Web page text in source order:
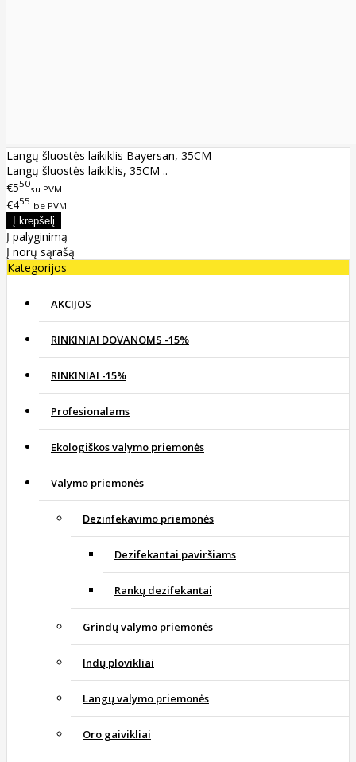
Langų šluostės laikiklis Bayersan, 35CM
Langų šluostės laikiklis, 35CM ..
€550su PVM
€455 be PVM
Į palyginimą
Į norų sąrašą
Kategorijos
AKCIJOS
RINKINIAI DOVANOMS -15%
RINKINIAI -15%
Profesionalams
Ekologiškos valymo priemonės
Valymo priemonės
Dezinfekavimo priemonės
Dezifekantai paviršiams
Rankų dezifekantai
Grindų valymo priemonės
Indų plovikliai
Langų valymo priemonės
Oro gaivikliai